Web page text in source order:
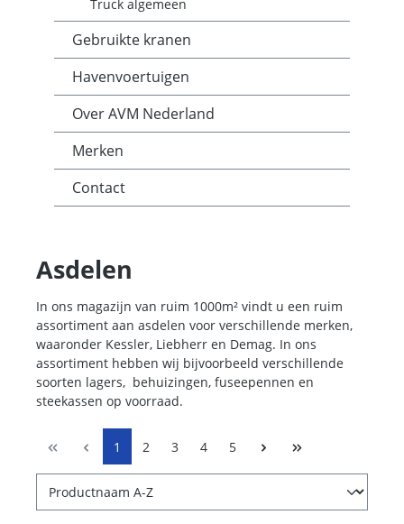
Truck algemeen
Gebruikte kranen
Havenvoertuigen
Over AVM Nederland
Merken
Contact
Asdelen
In ons magazijn van ruim 1000m² vindt u een ruim
assortiment aan asdelen voor verschillende merken,
waaronder Kessler, Liebherr en Demag. In ons
assortiment hebben wij bijvoorbeeld verschillende
soorten lagers, behuizingen, fuseepennen en
steekassen op voorraad.
1 2 3 4 5